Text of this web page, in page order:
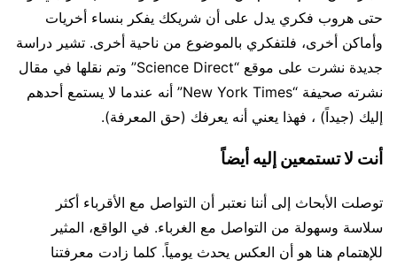
حتى هروب فكري يدل على أن شريكك يفكر بنساء أخريات
وأماكن أخرى، فلتفكري بالموضوع من ناحية أخرى. تشير دراسة
جديدة نشرت على موقع “Science Direct” وتم نقلها في مقال
نشرته صحيفة “New York Times” أنه عندما لا يستمع أحدهم
إليك (جيداً) ، فهذا يعني أنه يعرفك (حق المعرفة).
أنت لا تستمعين إليه أيضاً
توصلت الأبحاث إلى أننا نعتبر أن التواصل مع الأقرباء أكثر
سلاسة وسهولة من التواصل مع الغرباء. في الواقع، المثير
للإهتمام هنا هو أن العكس يحدث يومياً. كلما زادت معرفتنا